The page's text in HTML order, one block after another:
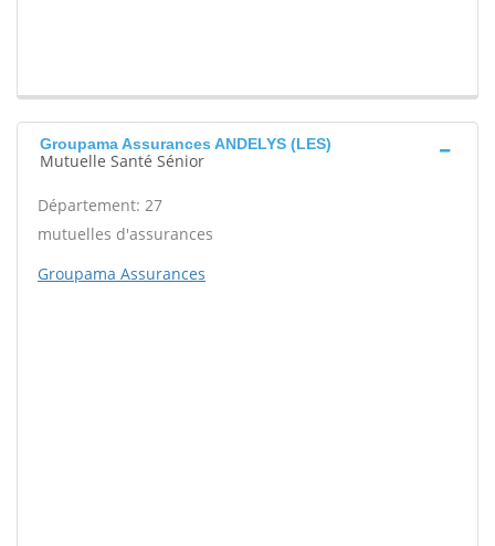
Groupama Assurances ANDELYS (LES)
Mutuelle Santé Sénior
Département: 27
mutuelles d'assurances
Groupama Assurances